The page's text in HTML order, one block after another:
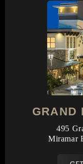
GRAND
495
Miramar